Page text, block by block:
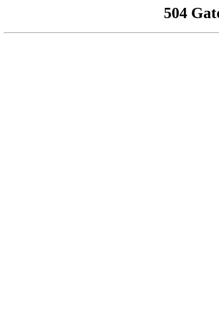
504